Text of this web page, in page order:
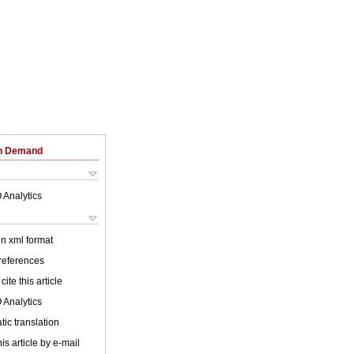
Demand
Analytics
xml format
this article
Analytics
translation
article by e-mail